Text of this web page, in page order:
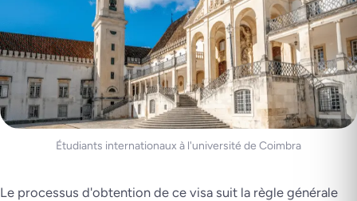
Étudiants internationaux à l'université de Coimbra
Le processus d'obtention de ce visa suit la règle générale